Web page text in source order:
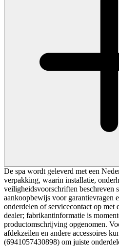
De spa wordt geleverd met een
verpakking, waarin installatie,
veiligheidsvoorschriften beschreven
aankoopbewijs voor garantievragen
onderdelen of servicecontact op met
dealer; fabrikantinformatie is
productomschrijving opgenomen.
afdekzeilen en andere accessoires
(6941057430898) om juiste